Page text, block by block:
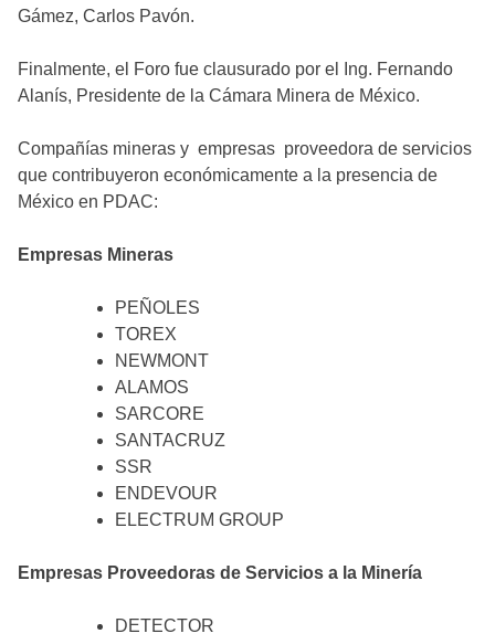
Gámez, Carlos Pavón.
Finalmente, el Foro fue clausurado por el Ing. Fernando
Alanís, Presidente de la Cámara Minera de México.
Compañías mineras y empresas proveedora de servicios
que contribuyeron económicamente a la presencia de
México en PDAC:
Empresas Mineras
PEÑOLES
TOREX
NEWMONT
ALAMOS
SARCORE
SANTACRUZ
SSR
ENDEVOUR
ELECTRUM GROUP
Empresas Proveedoras de Servicios a la Minería
DETECTOR